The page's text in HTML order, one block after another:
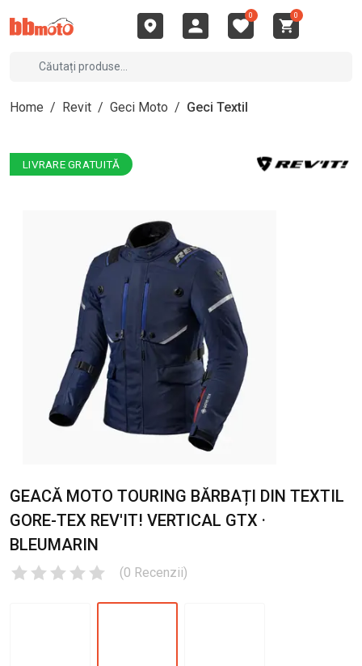
0 0
Home / Revit / Geci Moto / Geci Textil
LIVRARE GRATUITĂ
GEACĂ MOTO TOURING BĂRBAȚI DIN TEXTIL
GORE-TEX REV'IT! VERTICAL GTX ·
BLEUMARIN
(0 Recenzii)